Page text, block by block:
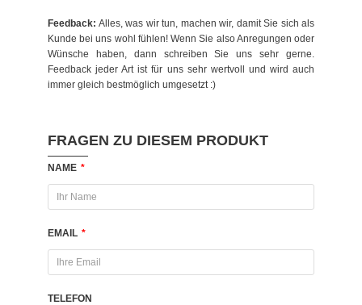
FRAGEN ZU DIESEM PRODUKT
NAME *
EMAIL *
TELEFON
Feedback: Alles, was wir tun, machen wir, damit Sie sich als
Kunde bei uns wohl fühlen! Wenn Sie also Anregungen oder
Wünsche haben, dann schreiben Sie uns sehr gerne.
Feedback jeder Art ist für uns sehr wertvoll und wird auch
immer gleich bestmöglich umgesetzt :)